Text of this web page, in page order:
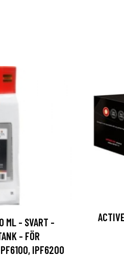
ML - SVART -
- FÖR
IPF6200